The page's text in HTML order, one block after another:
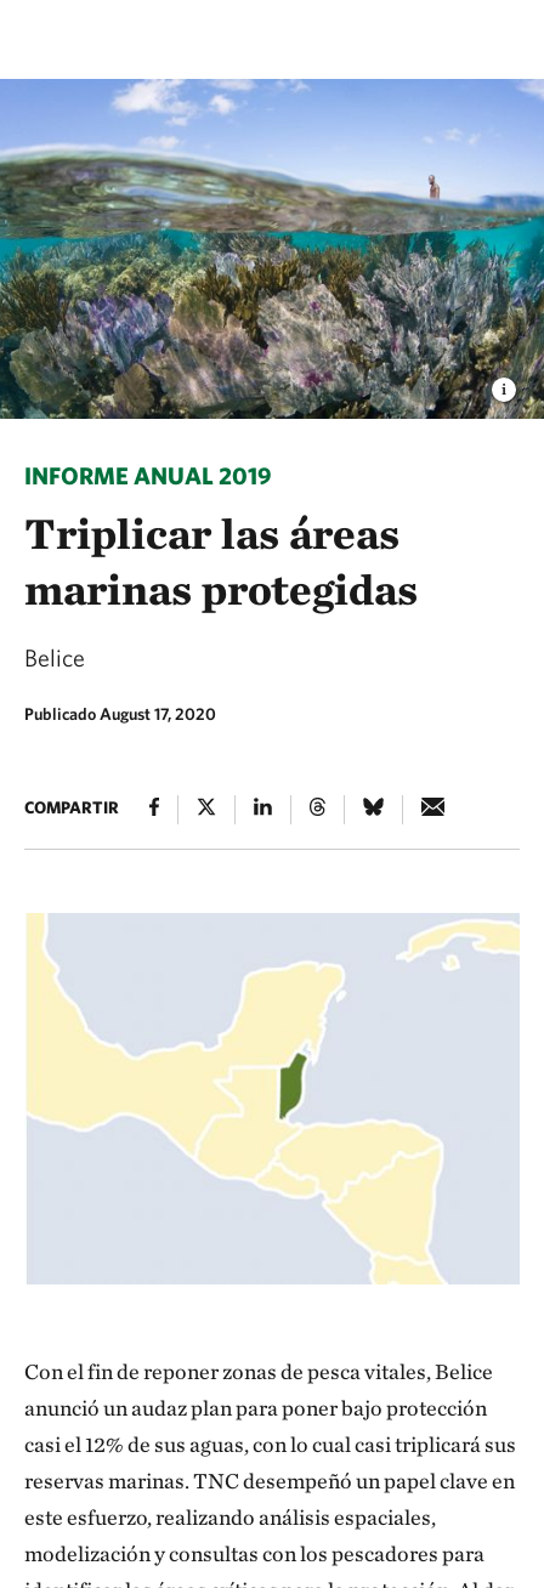
INFORME ANUAL 2019
Triplicar las áreas
marinas protegidas
Belice
Publicado August 17, 2020
COMPARTIR
Con el fin de reponer zonas de pesca vitales, Belice
anunció un audaz plan para poner bajo protección
casi el 12% de sus aguas, con lo cual casi triplicará sus
reservas marinas. TNC desempeñó un papel clave en
este esfuerzo, realizando análisis espaciales,
modelización y consultas con los pescadores para